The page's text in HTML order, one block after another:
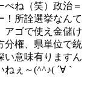
ね（笑）政治＝
！所詮選挙なんて
アゴで使え金儲け
分権、県単位で統
い意味有りますん
ぇ～(^^♪( ´∀｀